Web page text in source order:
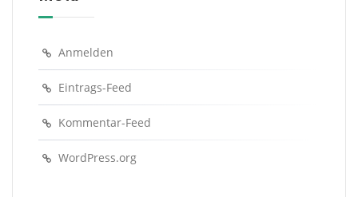
Anmelden
Eintrags-Feed
Kommentar-Feed
WordPress.org